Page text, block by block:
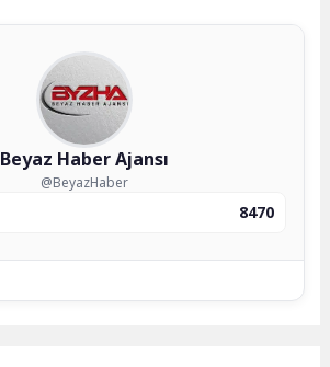
Beyaz Haber Ajansı
@BeyazHaber
8470